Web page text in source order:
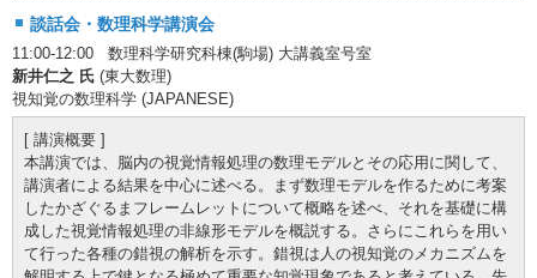
談話会・数理科学講演会
11:00-12:00 数理科学研究科棟(駒場) 大講義室号室
新井仁之 氏 (東大数理)
視知覚の数理科学 (JAPANESE)
[ 講演概要 ]
本講演では、脳内の視覚情報処理の数理モデルとその応用に関して、
講演者による結果を中心に述べる。まず数理モデルを作るために考案
したかざぐるまフレームレットについて概略を述べ、それを基礎に構
成した視覚情報処理の非線形モデルを概説する。さらにこれらを用い
て行った各種の錯視の解析を示す。錯視は人の視知覚のメカニズムを